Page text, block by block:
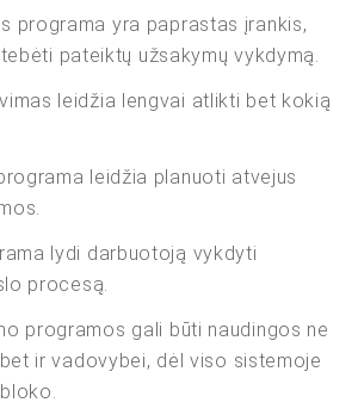
programa yra paprastas įrankis,
pateiktų užsakymų vykdymą.
leidžia lengvai atlikti bet kokią
leidžia planuoti atvejus
lydi darbuotoją vykdyti
procesą.
programos gali būti naudingos ne
ir vadovybei, dėl viso sistemoje